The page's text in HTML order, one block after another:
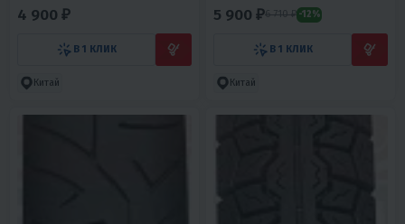
4 900 ₽
В 1 КЛИК
Китай
5 900 ₽6 710 ₽ -12%
В 1 КЛИК
Китай